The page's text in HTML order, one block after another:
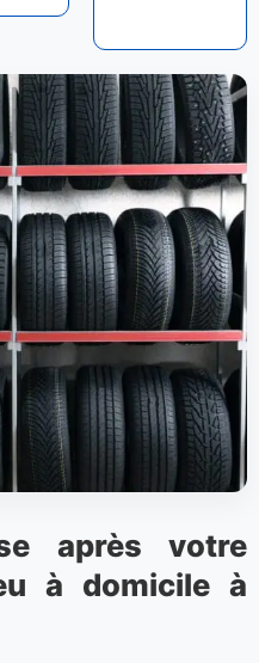
après votre
à domicile à